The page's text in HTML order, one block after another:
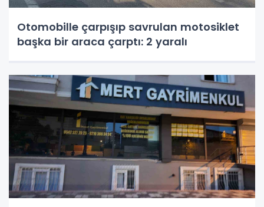
Otomobille çarpışıp savrulan motosiklet
başka bir araca çarptı: 2 yaralı